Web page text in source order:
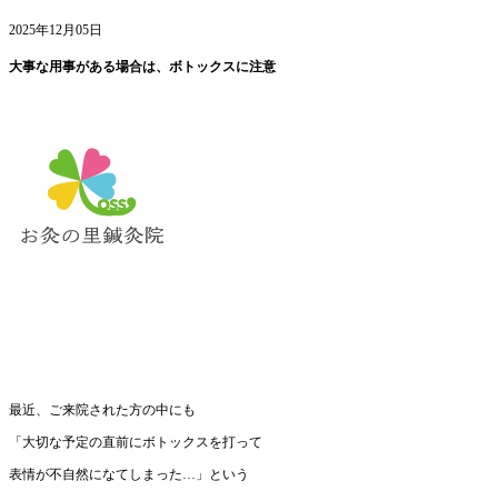
2025年12月05日
大事な用事がある場合は、ボトックスに注意
最近、ご来院された方の中にも
「大切な予定の直前にボトックスを打って
表情が不自然になてしまった…」という